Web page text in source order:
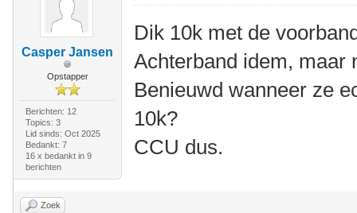
Casper Jansen
Opstapper
Berichten: 12
Topics: 3
Lid sinds: Oct 2025
Bedankt: 7
16 x bedankt in 9
berichten
Dik 10k met de
Achterband idem, maar
Benieuwd wanneer ze
10k?
CCU dus.
Zoek